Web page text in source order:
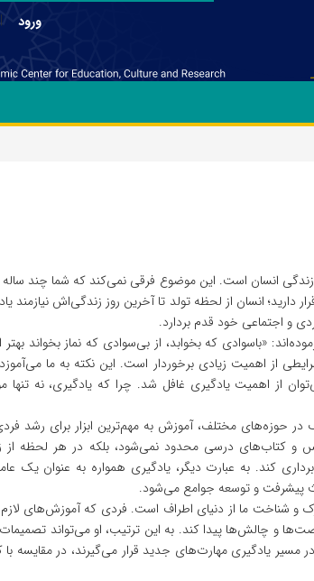
ورود
زندگی انسان است. این موضوع فرقی نمی‌کند که شما چند
انسان از لحظه تولد تا آخرین روز زندگی‌اش نیازمند
و اجتماعی خود قدم بردارد.
«باسوادی که بخوابد، از بی‌سوادی که نماز بخواند
از اهمیت زیادی برخوردار است. این نکته به ما
از اهمیت یادگیری غافل شد. چرا که یادگیری، نه
در حوزه‌های مختلف، آموزش به مهم‌ترین ابزار برای رشد
و کتاب‌های درسی محدود نمی‌شود، بلکه در هر لحظه از
کند. به عبارت دیگر، یادگیری همواره به عنوان یک
پیشرفت و توسعه جوامع می‌شود.
و شناخت ما از دنیای اطراف است. فردی که آموزش‌های
و چالش‌ها پیدا کند. به این ترتیب، او می‌تواند
در مسیر یادگیری مهارت‌های جدید قرار می‌گیرند، در مقایسه